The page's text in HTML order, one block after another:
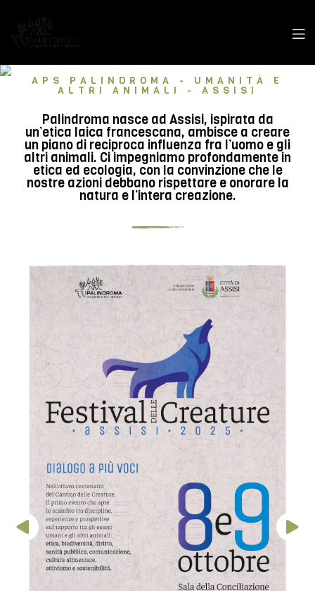
APS PALINDROMA - UMANITÀ E
ALTRI ANIMALI - ASSISI
Palindroma nasce ad Assisi, ispirata da
un’etica laica francescana, ambisce a creare
un piano di reciproca influenza fra l’uomo e gli
altri animali. Ci impegniamo profondamente in
etica ed ecologia, con la convinzione che le
nostre azioni debbano rispettare e onorare la
natura e l’intera creazione.